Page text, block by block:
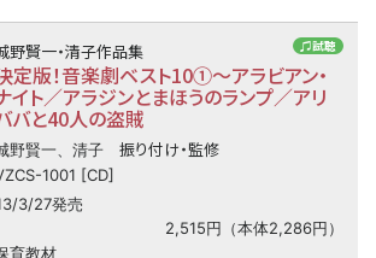
♫試聴
野賢一・清子作品集
定版！音楽劇ベスト10①〜アラビアン・
イト／アラジンとまほうのランプ／アリ
バと40人の盗賊
野賢一、清子 振り付け・監修
1001 [CD]
3/27発売
2,515円（本体2,286円）
育教材